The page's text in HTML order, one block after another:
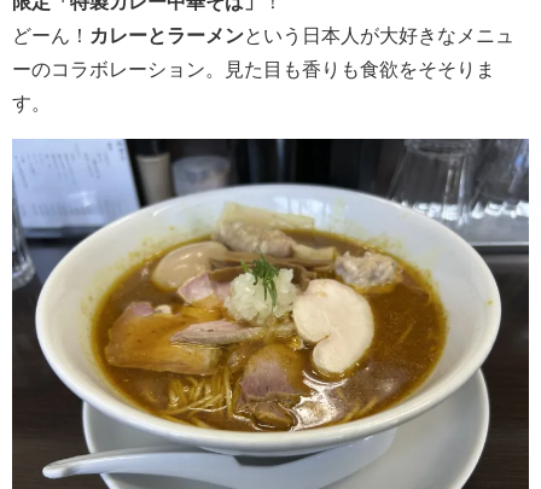
どーん！ カレーとラーメンという日本人が大好きなメニュ
ーのコラボレーション。見た目も香りも食欲をそそりま
す。